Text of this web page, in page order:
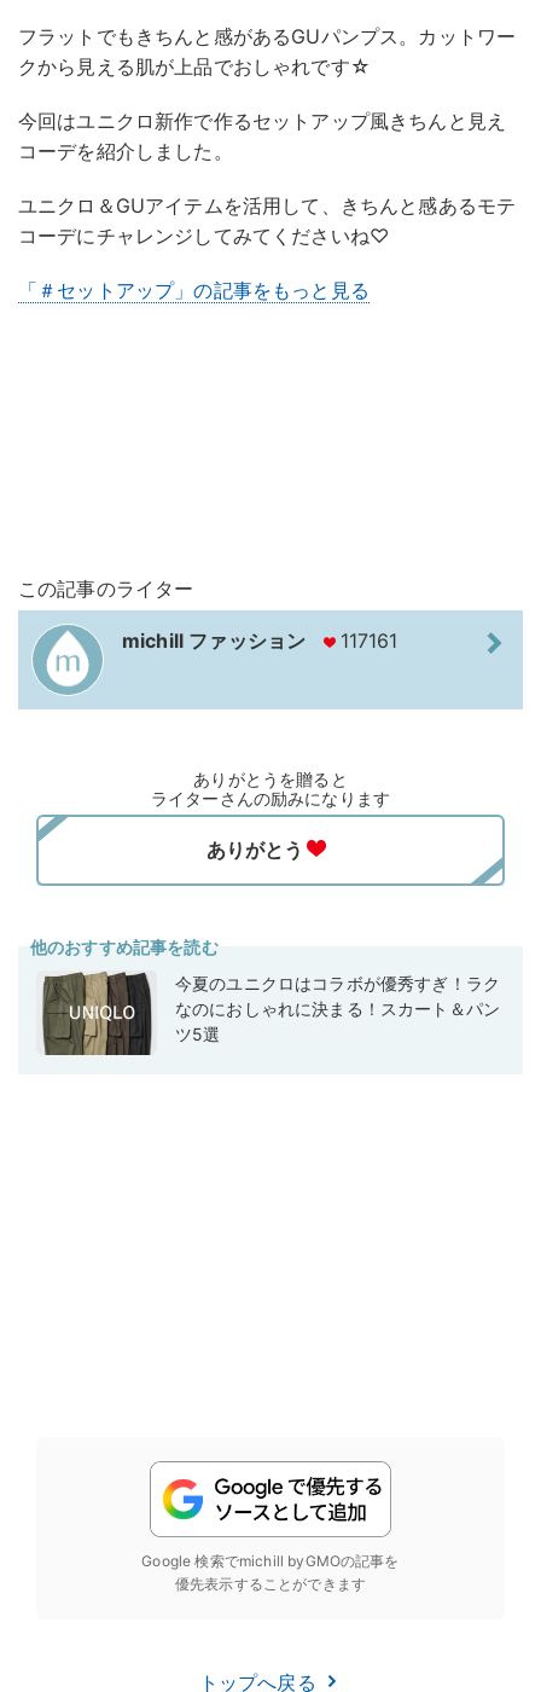
フラットでもきちんと感があるGUパンプス。カットワー
クから見える肌が上品でおしゃれです☆
今回はユニクロ新作で作るセットアップ風きちんと見え
コーデを紹介しました。
ユニクロ＆GUアイテムを活用して、きちんと感あるモテ
コーデにチャレンジしてみてくださいね♡
「＃セットアップ」の記事をもっと見る
この記事のライター
michill ファッション 117161
ありがとうを贈ると
ライターさんの励みになります
他のおすすめ記事を読む
今夏のユニクロはコラボが優秀すぎ！ラク
なのにおしゃれに決まる！スカート＆パン
ツ5選
Google 検索でmichill byGMOの記事を
優先表示することができます
トップへ戻る